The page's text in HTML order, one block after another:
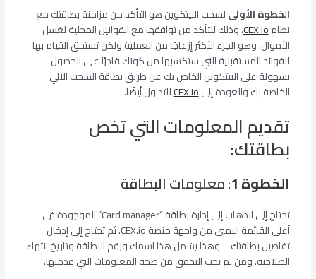
الخطوة الأولىلسحب البيتكوين هو التأكد من مزامنة بطاقتك مع
نظامCEX.io، وذلك للتأكد من توافقها مع القوانین المحلیة لغسل
الأموال. وهو الجزء الأكثر إزعاجًا من العملية ولكن تستحق القيام بها
للفوائد المستقبلية التي ستكسبها من كونك قادرًا على الحصول
بسهولة على البيتكوين الخاص بك عن طريق بطاقة السحب الآلي
الخاصة بك والعودة إلىCEX.ioللتداول أيضًا.
تقديم المعلومات التي تخص
بطاقتك:
الخطوة 1 : معلومات البطاقة
تحتاج إلى الذهاب إلى إدارة بطاقة “Card manager” الموجودة في
أعلى القائمة اليمنى من واجهة منصة CEX.io. ثم تحتاج إلى إدخال
تفاصيل بطاقتك – وهذا يشمل هذا اسمك ورقم البطاقة وتاريخ انتهاء
الصلاحية. ومن ثم يجب التحقق من صحة المعلومات التي قدمتها.